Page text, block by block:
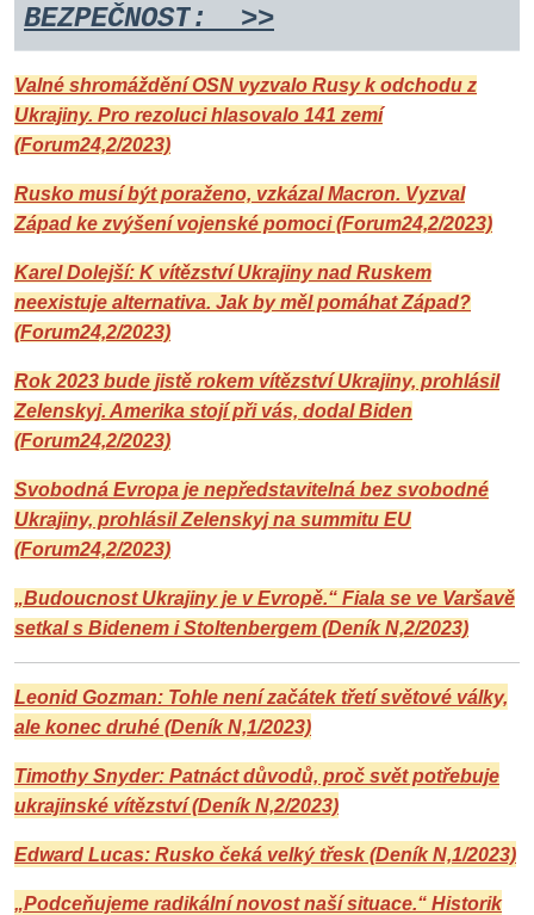
BEZPEČNOST: >>
Valné shromáždění OSN vyzvalo Rusy k odchodu z
Ukrajiny. Pro rezoluci hlasovalo 141 zemí
(Forum24,2/2023)
Rusko musí být poraženo, vzkázal Macron. Vyzval
Západ ke zvýšení vojenské pomoci (Forum24,2/2023)
Karel Dolejší: K vítězství Ukrajiny nad Ruskem
neexistuje alternativa. Jak by měl pomáhat Západ?
(Forum24,2/2023)
Rok 2023 bude jistě rokem vítězství Ukrajiny, prohlásil
Zelenskyj. Amerika stojí při vás, dodal Biden
(Forum24,2/2023)
Svobodná Evropa je nepředstavitelná bez svobodné
Ukrajiny, prohlásil Zelenskyj na summitu EU
(Forum24,2/2023)
„Budoucnost Ukrajiny je v Evropě.“ Fiala se ve Varšavě
setkal s Bidenem i Stoltenbergem (Deník N,2/2023)
Leonid Gozman: Tohle není začátek třetí světové války,
ale konec druhé (Deník N,1/2023)
Timothy Snyder: Patnáct důvodů, proč svět potřebuje
ukrajinské vítězství (Deník N,2/2023)
Edward Lucas: Rusko čeká velký třesk (Deník N,1/2023)
„Podceňujeme radikální novost naší situace.“ Historik